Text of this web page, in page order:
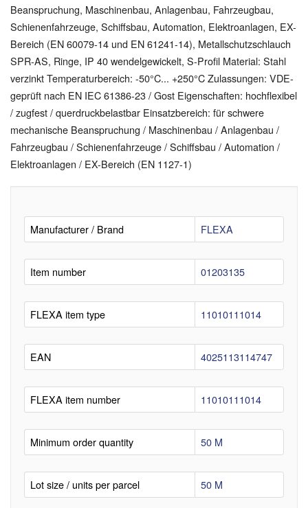
Beanspruchung, Maschinenbau, Anlagenbau, Fahrzeugbau,
Schienenfahrzeuge, Schiffsbau, Automation, Elektroanlagen, EX-
Bereich (EN 60079-14 und EN 61241-14), Metallschutzschlauch
SPR-AS, Ringe, IP 40 wendelgewickelt, S-Profil Material: Stahl
verzinkt Temperaturbereich: -50°C... +250°C Zulassungen: VDE-
geprüft nach EN IEC 61386-23 / Gost Eigenschaften: hochflexibel
/ zugfest / querdruckbelastbar Einsatzbereich: für schwere
mechanische Beanspruchung / Maschinenbau / Anlagenbau /
Fahrzeugbau / Schienenfahrzeuge / Schiffsbau / Automation /
Elektroanlagen / EX-Bereich (EN 1127-1)
Manufacturer / Brand FLEXA
Item number 01203135
FLEXA item type 11010111014
EAN 4025113114747
FLEXA item number 11010111014
Minimum order quantity 50 M
Lot size / units per parcel 50 M